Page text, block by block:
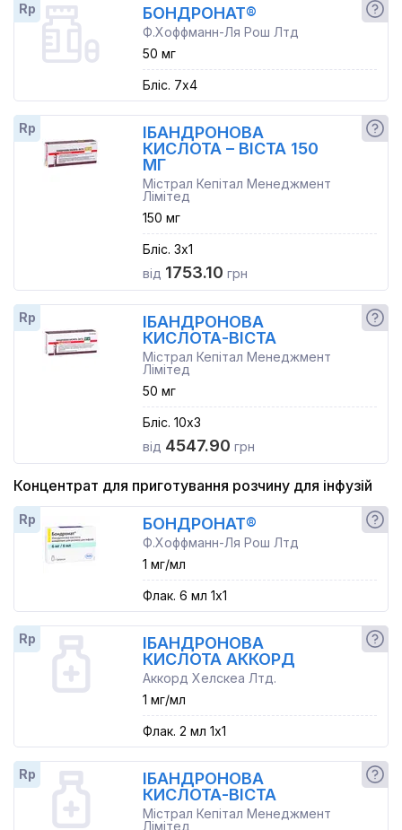
Rp БОНДРОНАТ®
Ф.Хоффманн-Ля Рош Лтд
50 мг
Бліс. 7x4
Rp
ІБАНДРОНОВА
КИСЛОТА – ВІСТА 150
МГ
Містрал Кепітал Менеджмент
Лімітед
150 мг
Бліс. 3x1
від 1753.10 грн
Rp
ІБАНДРОНОВА
КИСЛОТА-ВІСТА
Містрал Кепітал Менеджмент
Лімітед
50 мг
Бліс. 10x3
від 4547.90 грн
Концентрат для приготування розчину для інфузій
Rp БОНДРОНАТ®
Ф.Хоффманн-Ля Рош Лтд
1 мг/мл
Флак. 6 мл 1x1
Rp
ІБАНДРОНОВА
КИСЛОТА АККОРД
Аккорд Хелскеа Лтд.
1 мг/мл
Флак. 2 мл 1x1
Rp
ІБАНДРОНОВА
КИСЛОТА-ВІСТА
Містрал Кепітал Менеджмент
Лімітед